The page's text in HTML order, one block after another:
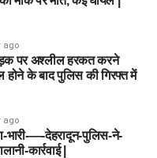
ago
पर अश्लील हरकत करने
होने के बाद पुलिस की गिरफ्त में
ago
भारी-—-देहरादून-पुलिस-ने-
कार्रवाई |